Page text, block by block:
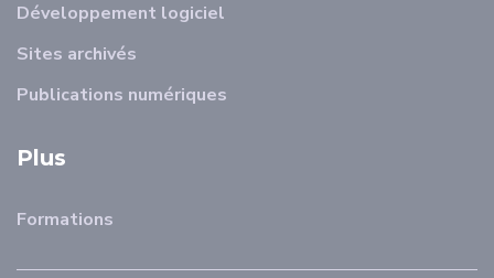
Développement logiciel
Sites archivés
Publications numériques
Plus
Formations